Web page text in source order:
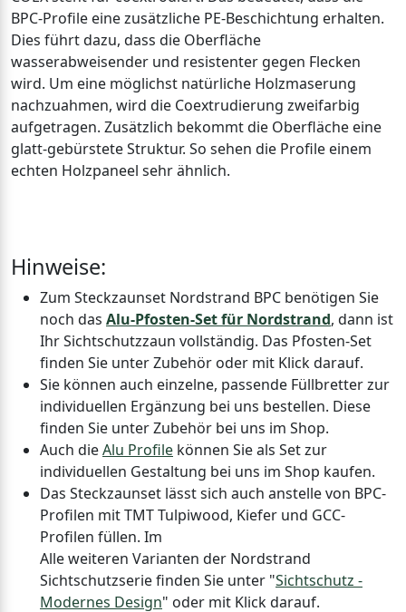
BPC-Profile eine zusätzliche PE-Beschichtung erhalten.
Dies führt dazu, dass die Oberfläche
wasserabweisender und resistenter gegen Flecken
wird. Um eine möglichst natürliche Holzmaserung
nachzuahmen, wird die Coextrudierung zweifarbig
aufgetragen. Zusätzlich bekommt die Oberfläche eine
glatt-gebürstete Struktur. So sehen die Profile einem
echten Holzpaneel sehr ähnlich.
Hinweise:
Zum Steckzaunset Nordstrand BPC benötigen Sie
noch das Alu-Pfosten-Set für Nordstrand, dann ist
Ihr Sichtschutzzaun vollständig. Das Pfosten-Set
finden Sie unter Zubehör oder mit Klick darauf.
Sie können auch einzelne, passende Füllbretter zur
individuellen Ergänzung bei uns bestellen. Diese
finden Sie unter Zubehör bei uns im Shop.
Auch dieAlu Profile können Sie als Set zur
individuellen Gestaltung bei uns im Shop kaufen.
Das Steckzaunset lässt sich auch anstelle von BPC-
Profilen mit TMT Tulpiwood, Kiefer und GCC-
Profilen füllen. Im
Alle weiteren Varianten der Nordstrand
Sichtschutzserie finden Sie unter "Sichtschutz -
Modernes Design" oder mit Klick darauf.